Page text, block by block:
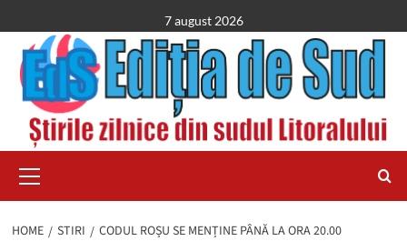
to
content
7 august 2026
Menu
HOME STIRI CODUL ROȘU SE MENȚINE PÂNĂ LA ORA 20.00